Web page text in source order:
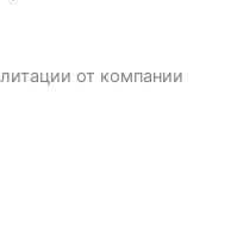
от компании